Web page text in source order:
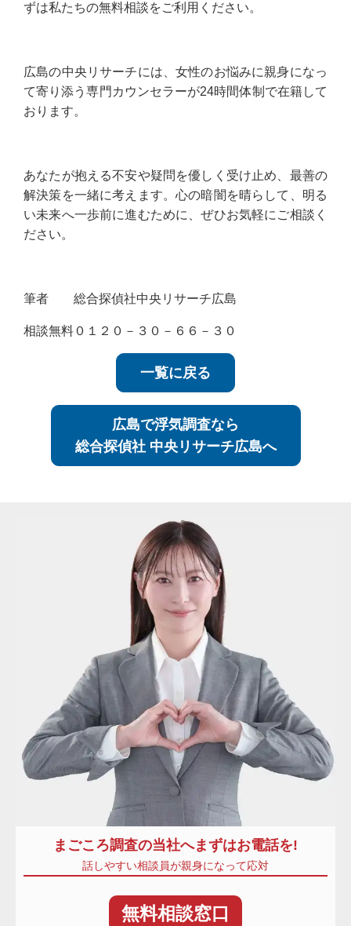
ずは私たちの無料相談をご利用ください。
広島の中央リサーチには、女性のお悩みに親身になっ
て寄り添う専門カウンセラーが24時間体制で在籍して
おります。
あなたが抱える不安や疑問を優しく受け止め、最善の
解決策を一緒に考えます。心の暗闇を晴らして、明る
い未来へ一歩前に進むために、ぜひお気軽にご相談く
ださい。
筆者 総合探偵社中央リサーチ広島
相談無料０１２０－３０－６６－３０
一覧に戻る
広島で浮気調査なら
総合探偵社 中央リサーチ広島へ
まごころ調査の当社へまずはお電話を!
話しやすい相談員が親身になって応対
無料相談窓口